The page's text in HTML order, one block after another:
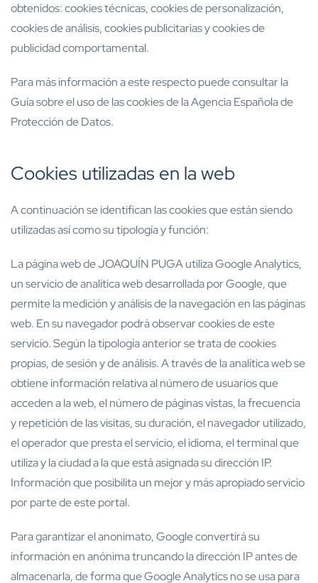
obtenidos: cookies técnicas, cookies de personalización,
cookies de análisis, cookies publicitarias y cookies de
publicidad comportamental.
Para más información a este respecto puede consultar la
Guía sobre el uso de las cookies de la Agencia Española de
Protección de Datos.
Cookies utilizadas en la web
A continuación se identifican las cookies que están siendo
utilizadas así como su tipología y función:
La página web de JOAQUÍN PUGA utiliza Google Analytics,
un servicio de analítica web desarrollada por Google, que
permite la medición y análisis de la navegación en las páginas
web. En su navegador podrá observar cookies de este
servicio. Según la tipología anterior se trata de cookies
propias, de sesión y de análisis. A través de la analítica web se
obtiene información relativa al número de usuarios que
acceden a la web, el número de páginas vistas, la frecuencia
y repetición de las visitas, su duración, el navegador utilizado,
el operador que presta el servicio, el idioma, el terminal que
utiliza y la ciudad a la que está asignada su dirección IP.
Información que posibilita un mejor y más apropiado servicio
por parte de este portal.
Para garantizar el anonimato, Google convertirá su
información en anónima truncando la dirección IP antes de
almacenarla, de forma que Google Analytics no se usa para